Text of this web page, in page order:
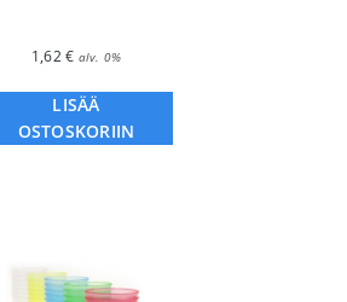
1,62€ alv. 0%
LISÄÄ
OSTOSKORIIN